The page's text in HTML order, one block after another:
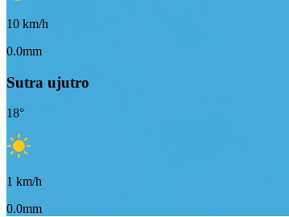
10 km/h
0.0mm
Sutra ujutro
18°
1 km/h
0.0mm